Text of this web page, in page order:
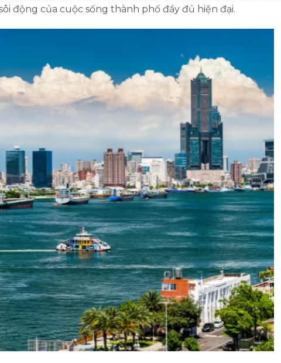
động của cuộc sống thành phố đầy đủ hiện đại.